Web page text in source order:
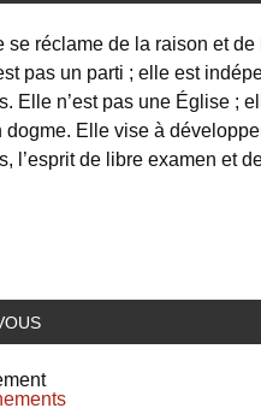
se réclame de la raison et de
pas un parti ; elle est
Elle n’est pas une Église ;
dogme. Elle vise à
l’esprit de libre examen et